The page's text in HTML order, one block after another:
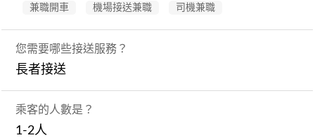
兼職開車 機場接送兼職 司機兼職
您需要哪些接送服務？
長者接送
乘客的人數是？
1-2人